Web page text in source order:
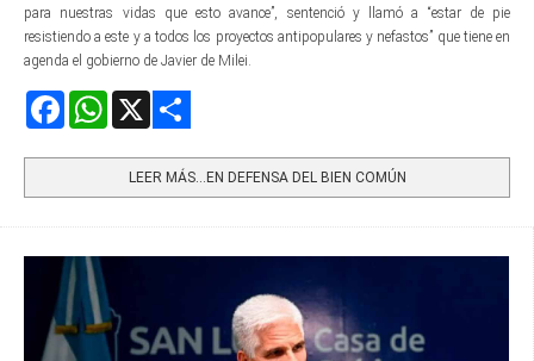
para nuestras vidas que esto avance”, sentenció y llamó a “estar de pie
resistiendo a este y a todos los proyectos antipopulares y nefastos” que tiene en
agenda el gobierno de Javier de Milei.
FacebookWhatsApp
LEER MÁS…EN DEFENSA DEL BIEN COMÚN